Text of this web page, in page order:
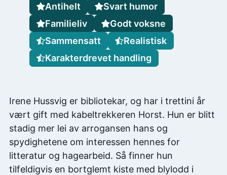
Irene Hussvig er bibliotekar, og har i trettini år
vært gift med kabeltrekkeren Horst. Hun er blitt
stadig mer lei av arrogansen hans og
spydighetene om interessen hennes for
litteratur og hagearbeid. Så finner hun
tilfeldigvis en bortglemt kiste med blylodd i
Antihelt
Svart humor
Familieliv
Godt voksne
Sammensatt
Realistisk
Karakterdrevet handling